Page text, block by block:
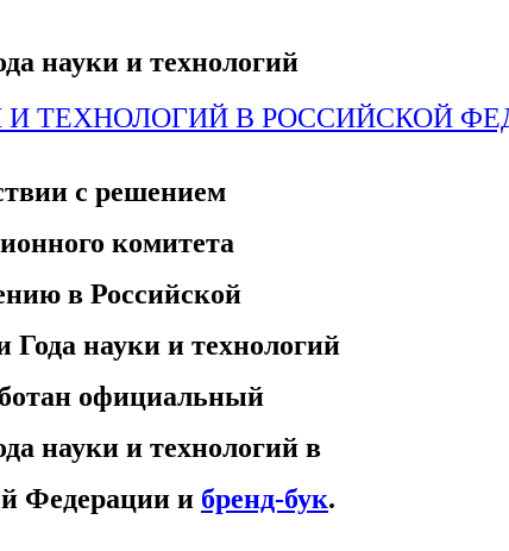
науки и технологий
И ТЕХНОЛОГИЙ В РОССИЙСКОЙ
с решением
комитета
в Российской
Года науки и технологий
официальный
науки и технологий в
Федерации и бренд-бук.